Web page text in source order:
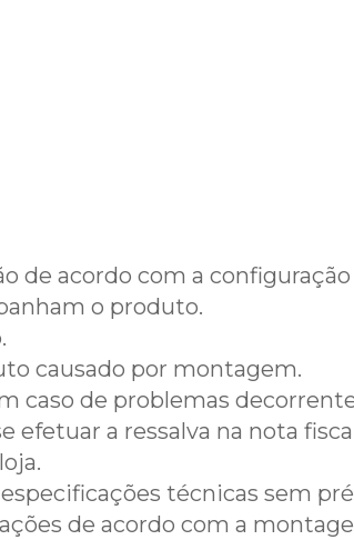
de acordo com a
o produto.
causado por montagem.
caso de problemas
efetuar a ressalva na nota
técnicas sem
de acordo com a